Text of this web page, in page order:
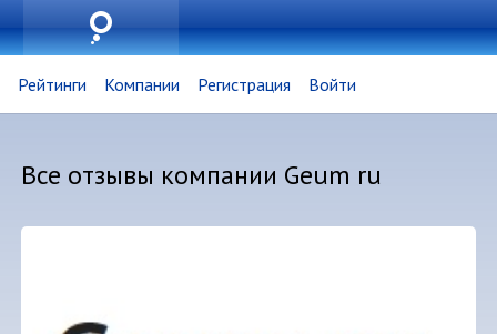
Рейтинги Компании Регистрация Войти
Все отзывы компании Geum ru